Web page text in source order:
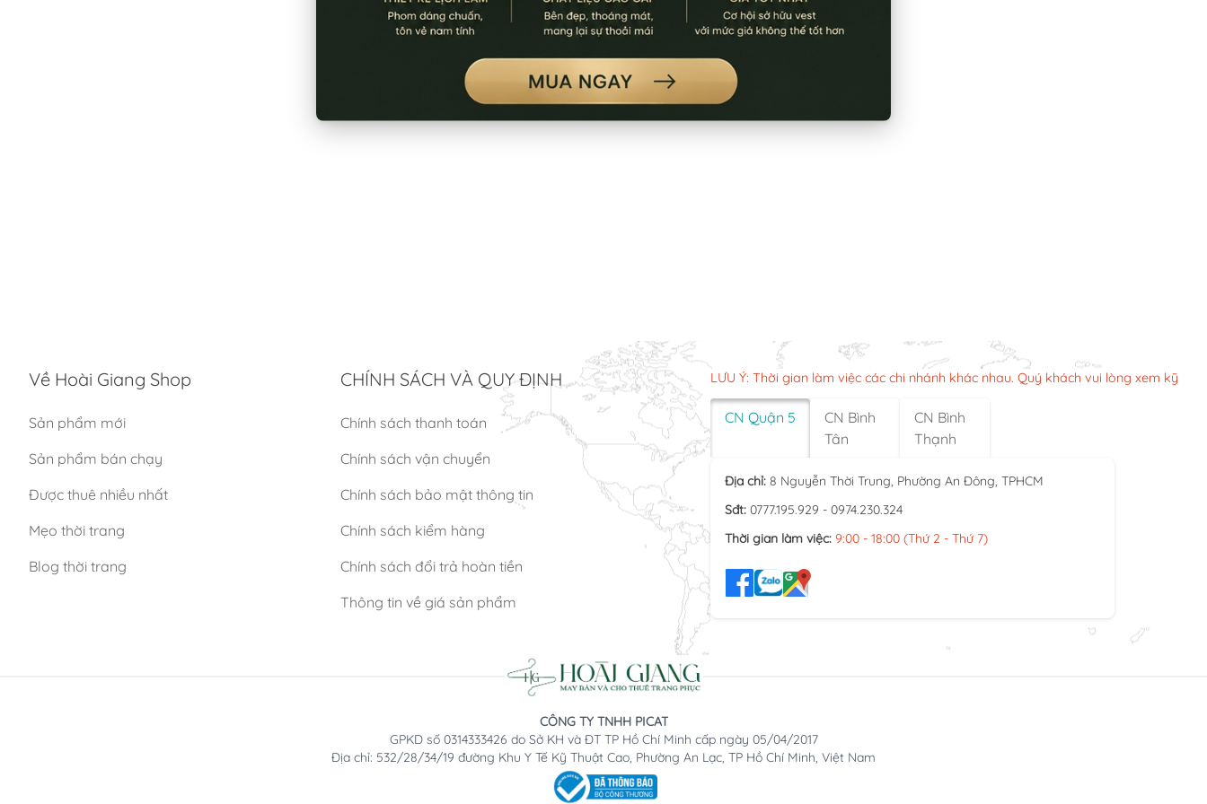
Về Hoài Giang Shop
Sản phẩm mới
Sản phẩm bán chạy
Được thuê nhiều nhất
Mẹo thời trang
Blog thời trang
CHÍNH SÁCH VÀ QUY ĐỊNH
Chính sách thanh toán
Chính sách vận chuyển
Chính sách bảo mật thông tin
Chính sách kiểm hàng
Chính sách đổi trả hoàn tiền
Thông tin về giá sản phẩm
LƯU Ý: Thời gian làm việc các chi nhánh khác nhau. Quý khách vui lòng xem kỹ
CN Quận 5
CN Bình
Tân
CN Bình
Thạnh
Địa chỉ: 8 Nguyễn Thời Trung, Phường An Đông, TPHCM
Sđt: 0777.195.929 - 0974.230.324
Thời gian làm việc: 9:00 - 18:00 (Thứ 2 - Thứ 7)
CÔNG TY TNHH PICAT
GPKD số 0314333426 do Sở KH và ĐT TP Hồ Chí Minh cấp ngày 05/04/2017
Địa chỉ: 532/28/34/19 đường Khu Y Tế Kỹ Thuật Cao, Phường An Lạc, TP Hồ Chí Minh, Việt Nam